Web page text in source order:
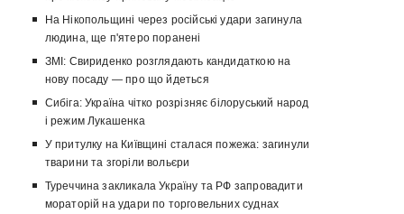
На Нікопольщині через російські удари загинула
людина, ще п'ятеро поранені
ЗМІ: Свириденко розглядають кандидаткою на
нову посаду — про що йдеться
Сибіга: Україна чітко розрізняє білоруський народ
і режим Лукашенка
У притулку на Київщині сталася пожежа: загинули
тварини та згоріли вольєри
Туреччина закликала Україну та РФ запровадити
мораторій на удари по торговельних суднах